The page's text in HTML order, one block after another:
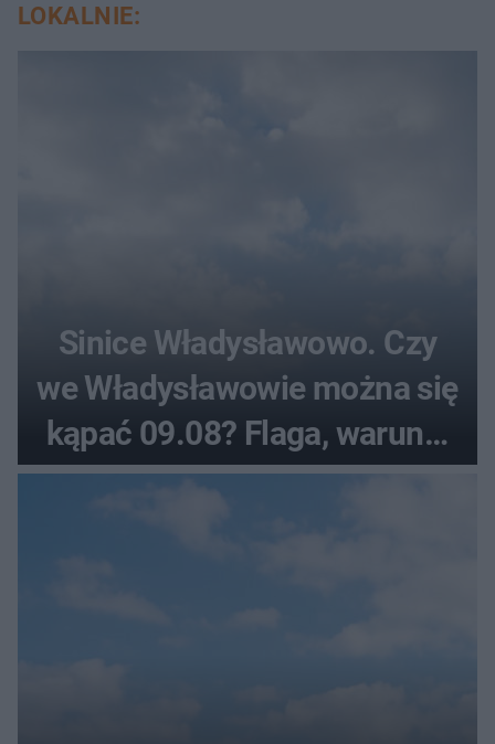
LOKALNIE:
Sinice Władysławowo. Czy
we Władysławowie można się
kąpać 09.08? Flaga, warunki
pogodowe